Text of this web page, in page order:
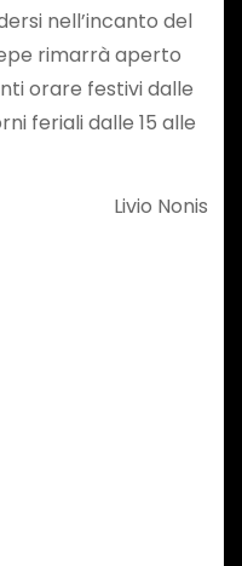
nell’incanto del
rimarrà aperto
orare festivi dalle
feriali dalle 15 alle
Livio Nonis